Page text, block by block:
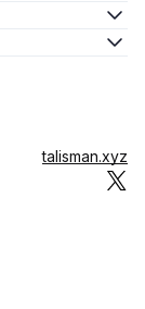
talisman.xyz